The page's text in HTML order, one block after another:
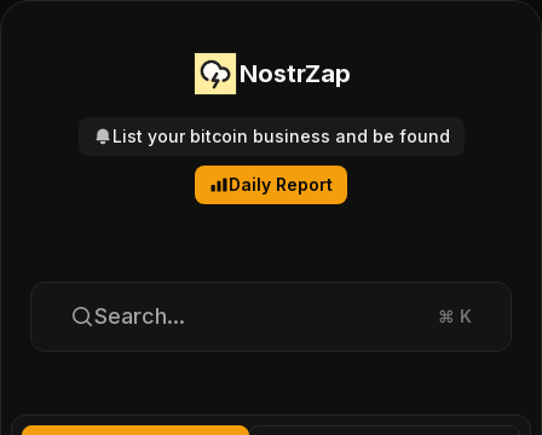
NostrZap
List your bitcoin business and be found
Daily Report
Search... ⌘ K